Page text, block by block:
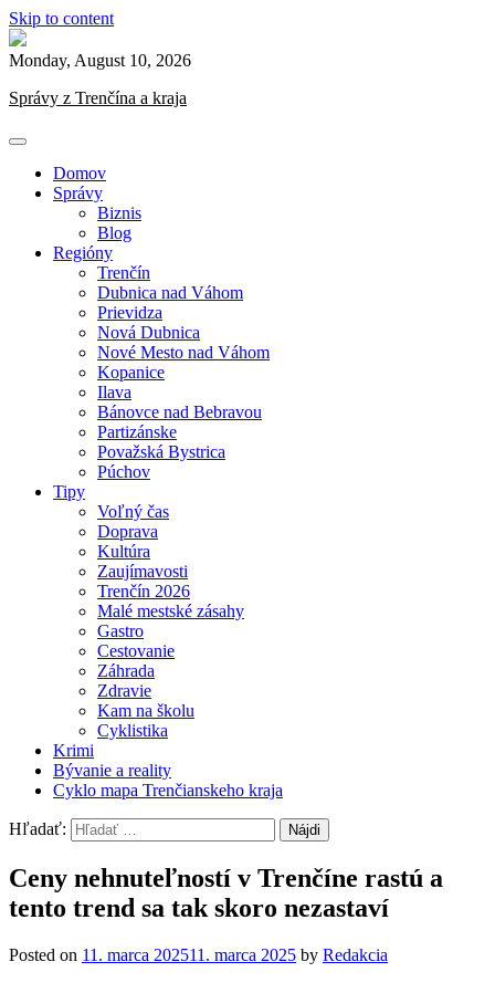
Skip to content
Monday, August 10, 2026
Správy z Trenčína a kraja
Domov
Správy
Biznis
Blog
Regióny
Trenčín
Dubnica nad Váhom
Prievidza
Nová Dubnica
Nové Mesto nad Váhom
Kopanice
Ilava
Bánovce nad Bebravou
Partizánske
Považská Bystrica
Púchov
Tipy
Voľný čas
Doprava
Kultúra
Zaujímavosti
Trenčín 2026
Malé mestské zásahy
Gastro
Cestovanie
Záhrada
Zdravie
Kam na školu
Cyklistika
Krimi
Bývanie a reality
Cyklo mapa Trenčianskeho kraja
Hľadať:
Ceny nehnuteľností v Trenčíne rastú a
tento trend sa tak skoro nezastaví
Posted on 11. marca 202511. marca 2025 by Redakcia